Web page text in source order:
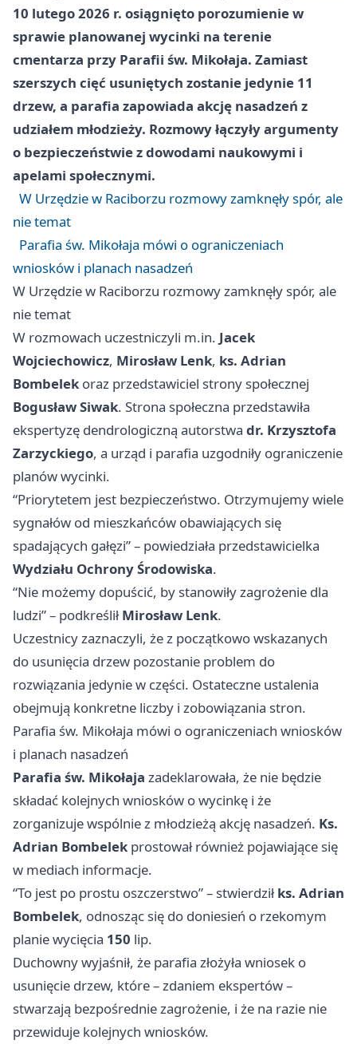
10 lutego 2026 r. osiągnięto porozumienie w
sprawie planowanej wycinki na terenie
cmentarza przy Parafii św. Mikołaja. Zamiast
szerszych cięć usuniętych zostanie jedynie 11
drzew, a parafia zapowiada akcję nasadzeń z
udziałem młodzieży. Rozmowy łączyły argumenty
o bezpieczeństwie z dowodami naukowymi i
apelami społecznymi.
W Urzędzie w Raciborzu rozmowy zamknęły spór, ale
nie temat
Parafia św. Mikołaja mówi o ograniczeniach
wniosków i planach nasadzeń
W Urzędzie w Raciborzu rozmowy zamknęły spór, ale
nie temat
W rozmowach uczestniczyli m.in. Jacek
Wojciechowicz, Mirosław Lenk, ks. Adrian
Bombelek oraz przedstawiciel strony społecznej
Bogusław Siwak. Strona społeczna przedstawiła
ekspertyzę dendrologiczną autorstwa dr. Krzysztofa
Zarzyckiego, a urząd i parafia uzgodniły ograniczenie
planów wycinki.
“Priorytetem jest bezpieczeństwo. Otrzymujemy wiele
sygnałów od mieszkańców obawiających się
spadających gałęzi” – powiedziała przedstawicielka
Wydziału Ochrony Środowiska.
“Nie możemy dopuścić, by stanowiły zagrożenie dla
ludzi” – podkreśliłMirosław Lenk.
Uczestnicy zaznaczyli, że z początkowo wskazanych
do usunięcia drzew pozostanie problem do
rozwiązania jedynie w części. Ostateczne ustalenia
obejmują konkretne liczby i zobowiązania stron.
Parafia św. Mikołaja mówi o ograniczeniach wniosków
i planach nasadzeń
Parafia św. Mikołaja zadeklarowała, że nie będzie
składać kolejnych wniosków o wycinkę i że
zorganizuje wspólnie z młodzieżą akcję nasadzeń. Ks.
Adrian Bombelek prostował również pojawiające się
w mediach informacje.
“To jest po prostu oszczerstwo” – stwierdziłks. Adrian
Bombelek, odnosząc się do doniesień o rzekomym
planie wycięcia 150 lip.
Duchowny wyjaśnił, że parafia złożyła wniosek o
usunięcie drzew, które – zdaniem ekspertów –
stwarzają bezpośrednie zagrożenie, i że na razie nie
przewiduje kolejnych wniosków.